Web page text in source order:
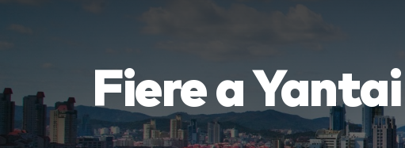
Fiere a Yantai